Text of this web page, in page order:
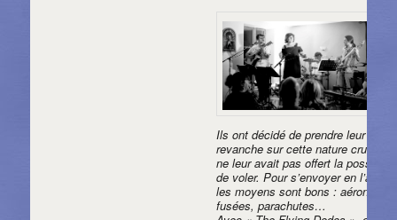
Ils ont décidé de prendre leur
revanche sur cette nature cruelle
ne leur avait pas offert la
de voler. Pour s’envoyer en l’air,
les moyens sont bons : aéronefs,
fusées, parachutes…